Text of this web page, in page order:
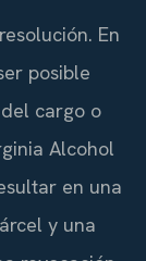
En
posible
cargo o
Alcohol
en una
y una